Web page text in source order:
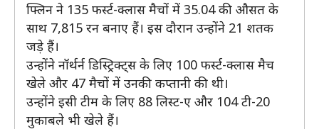
फ्लिन ने 135 फर्स्ट-क्लास मैचों में 35.04 की औसत के
साथ 7,815 रन बनाए हैं। इस दौरान उन्होंने 21 शतक
जड़े हैं।
उन्होंने नॉर्थर्न डिस्ट्रिक्ट्स के लिए 100 फर्स्ट-क्लास मैच
खेले और 47 मैचों में उनकी कप्तानी की थी।
उन्होंने इसी टीम के लिए 88 लिस्ट-ए और 104 टी-20
मुकाबले भी खेले हैं।